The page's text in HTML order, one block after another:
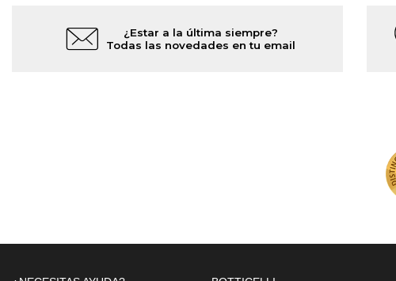
¿Estar a la última siempre?
Todas las novedades en tu email